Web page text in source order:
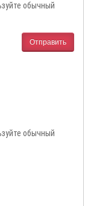
обычный
Отправить
обычный